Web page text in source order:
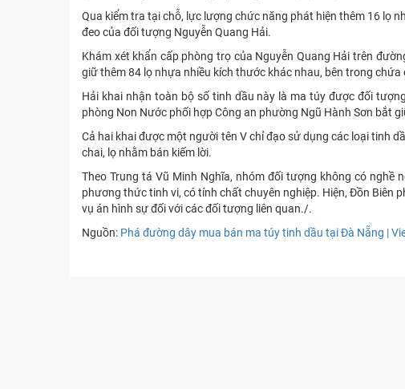
Qua kiểm tra tại chỗ, lực lượng chức năng phát hiện thêm 16 lọ
đeo của đối tượng Nguyễn Quang Hải.
Khám xét khẩn cấp phòng trọ của Nguyễn Quang Hải trên
giữ thêm 84 lọ nhựa nhiều kích thước khác nhau, bên trong chứa
Hải khai nhận toàn bộ số tinh dầu này là ma túy được đối
phòng Non Nước phối hợp Công an phường Ngũ Hành Sơn bắt
Cả hai khai được một người tên V chỉ đạo sử dụng các loại tinh
chai, lọ nhằm bán kiếm lời.
Theo Trung tá Vũ Minh Nghĩa, nhóm đối tượng không có
phương thức tinh vi, có tính chất chuyên nghiệp. Hiện, Đồn Biên
vụ án hình sự đối với các đối tượng liên quan./.
Nguồn: Phá đường dây mua bán ma túy tinh dầu tại Đà Nẵng |